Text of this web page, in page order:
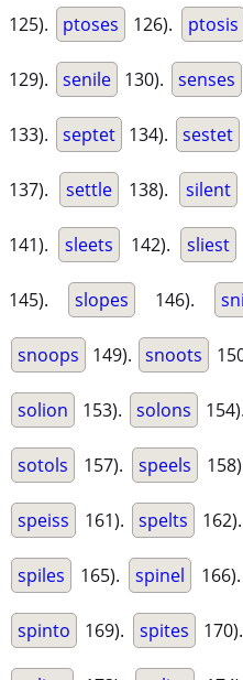
125). ptoses 126). ptosis
129). senile 130). senses
133). septet 134). sestet
137). settle 138). silent
141). sleets 142). sliest
145). slopes 146).
snoops 149). snoots
solion 153). solons 154).
sotols 157). speels
speiss 161). spelts 162).
spiles 165). spinel 166).
spinto 169). spites 170).